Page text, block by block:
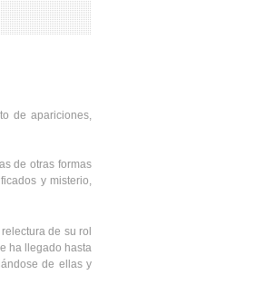
de apariciones,
de otras formas
y misterio,
de su rol
ha llegado hasta
de ellas y